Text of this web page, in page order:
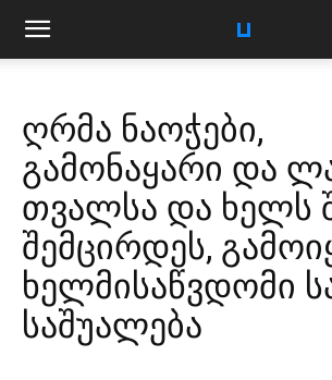
ღრმა ნაოჭები,
გამონაყარი და
თვალსა და ხელს
შემცირდეს,
ხელმისაწვდომი
საშუალება